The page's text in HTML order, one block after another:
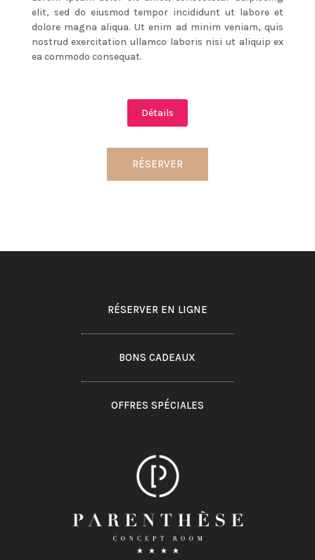
elit, sed do eiusmod tempor incididunt ut labore et
dolore magna aliqua. Ut enim ad minim veniam, quis
nostrud exercitation ullamco laboris nisi ut aliquip ex
ea commodo consequat.
Détails
RÉSERVER
RÉSERVER EN LIGNE
BONS CADEAUX
OFFRES SPÉCIALES